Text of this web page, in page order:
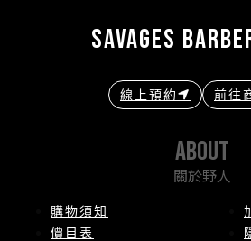
savages
線上預約 前往
about
關於野人
購物須知
價目表